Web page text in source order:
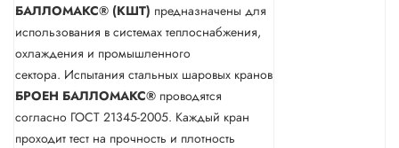
БАЛЛОМАКС® (КШТ) предназначены для
использования в системах теплоснабжения,
охлаждения и промышленного
сектора. Испытания стальных шаровых кранов
БРОЕН БАЛЛОМАКС® проводятся
согласно ГОСТ 21345-2005. Каждый кран
проходит тест на прочность и плотность